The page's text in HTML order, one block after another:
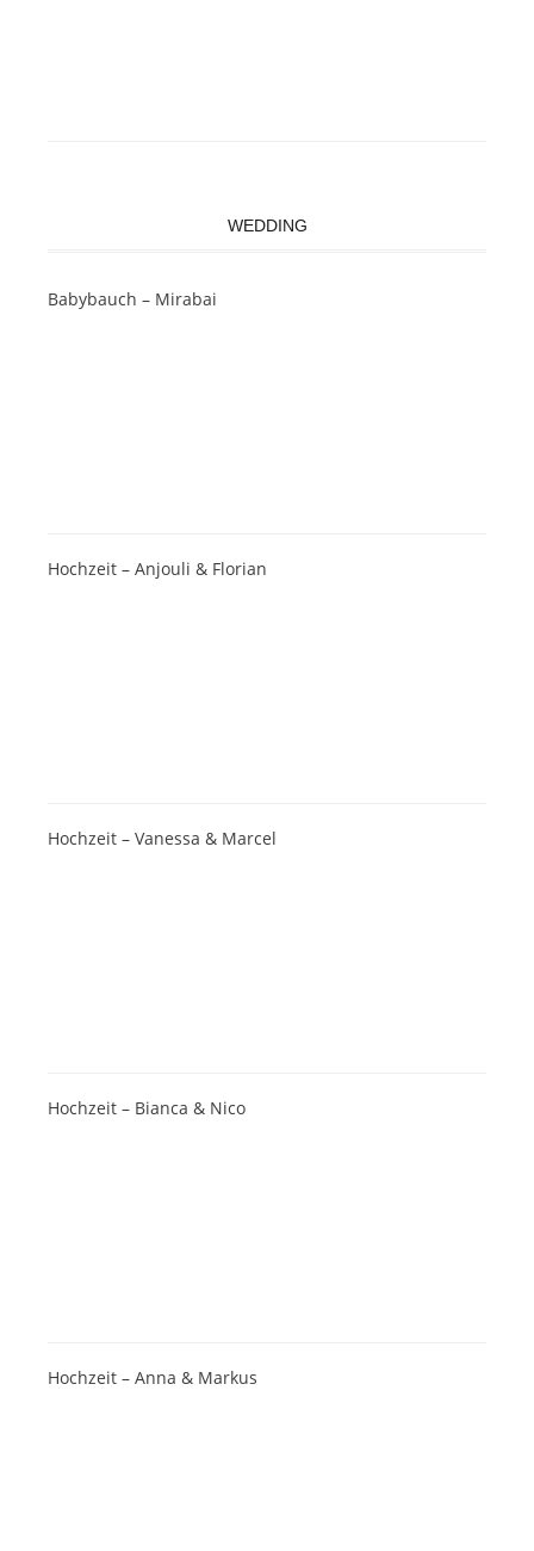
WEDDING
Babybauch – Mirabai
Hochzeit – Anjouli & Florian
Hochzeit – Vanessa & Marcel
Hochzeit – Bianca & Nico
Hochzeit – Anna & Markus